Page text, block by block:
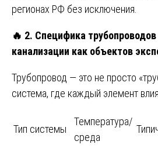
регионах РФ без исключения.
🔥 2. Специфика
канализации как объектов
Трубопровод — это не просто
система, где каждый элемент
Тип системы
Температура/
среда